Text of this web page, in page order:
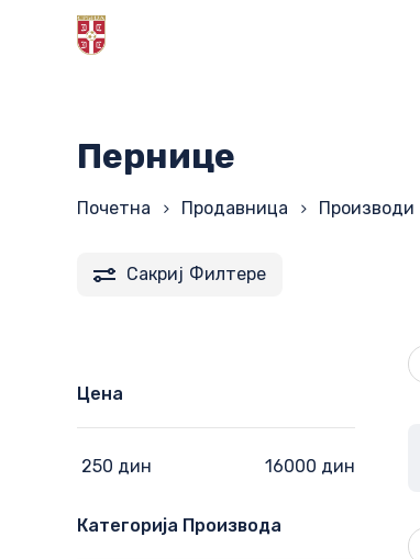
Пернице
Почетна Продавница Производи
Сакриј Филтере
Цена
250 дин 16000 дин
Категорија Производа